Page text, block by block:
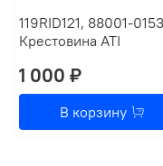
119RID121, 88001-
Крестовина ATI
1 000 ₽
В корзину